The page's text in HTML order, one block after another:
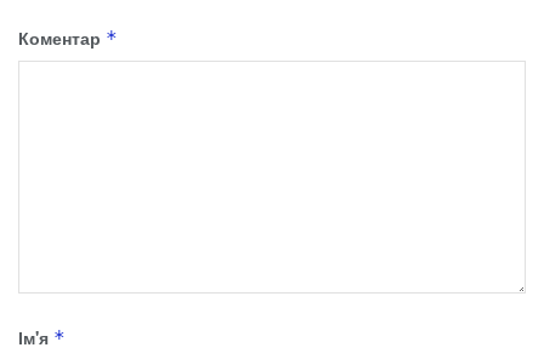
Коментар *
Ім'я *